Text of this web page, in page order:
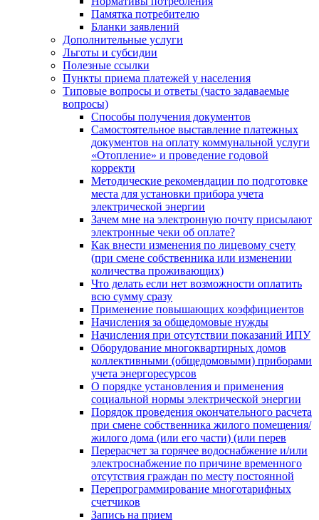
Памятка потребителю
Бланки заявлений
Дополнительные услуги
Льготы и субсидии
Полезные ссылки
Пункты приема платежей у населения
Типовые вопросы и ответы (часто задаваемые
вопросы)
Способы получения документов
Самостоятельное выставление платежных
документов на оплату коммунальной услуги
«Отопление» и проведение годовой
корректи
Методические рекомендации по подготовке
места для установки прибора учета
электрической энергии
Зачем мне на электронную почту присылают
электронные чеки об оплате?
Как внести изменения по лицевому счету
(при смене собственника или изменении
количества проживающих)
Что делать если нет возможности оплатить
всю сумму сразу
Применение повышающих коэффициентов
Начисления за общедомовые нужды
Начисления при отсутствии показаний ИПУ
Оборудование многоквартирных домов
коллективными (общедомовыми) приборами
учета энергоресурсов
О порядке установления и применения
социальной нормы электрической энергии
Порядок проведения окончательного расчета
при смене собственника жилого помещения/
жилого дома (или его части) (или перев
Перерасчет за горячее водоснабжение и/или
электроснабжение по причине временного
отсутствия граждан по месту постоянной
Перепрограммирование многотарифных
счетчиков
Запись на прием